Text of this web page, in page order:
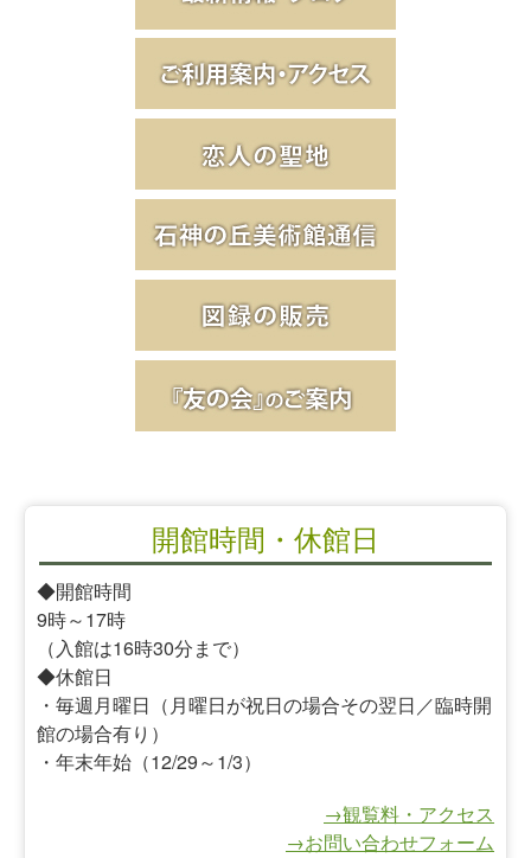
開館時間・休館日
◆開館時間
9時～17時
（入館は16時30分まで）
◆休館日
・毎週月曜日（月曜日が祝日の場合その翌日／臨時開
館の場合有り）
・年末年始（12/29～1/3）
→観覧料・アクセス
→お問い合わせフォーム